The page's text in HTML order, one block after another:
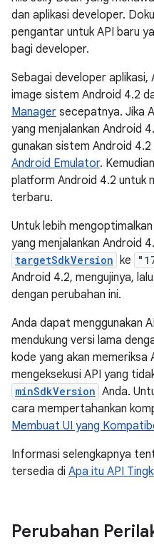
dan aplikasi developer.
pengantar untuk API baru
bagi developer.
Sebagai developer aplikasi,
image sistem Android 4.2
Manager secepatnya. Jika
yang menjalankan Android
gunakan sistem Android 4.2
Android Emulator.
platform Android 4.2 untuk
terbaru.
Untuk lebih
yang menjalankan Android
targetSdkVersion ke
Android 4.2, mengujinya,
dengan perubahan ini.
Anda dapat menggunakan
mendukung versi lama
kode yang akan memeriksa
mengeksekusi API yang
minSdkVersion Anda.
cara mempertahankan
Membuat UI yang
Informasi selengkapnya
tersedia di Apa itu API
Perubahan